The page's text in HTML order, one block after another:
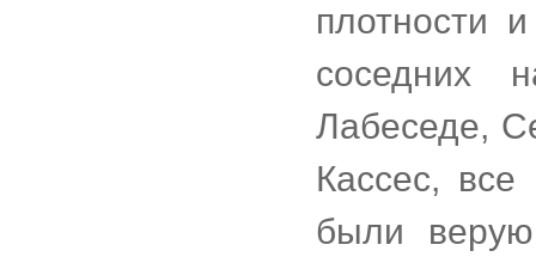
плотности
соседних
Лабеседе,
Кассес,
были